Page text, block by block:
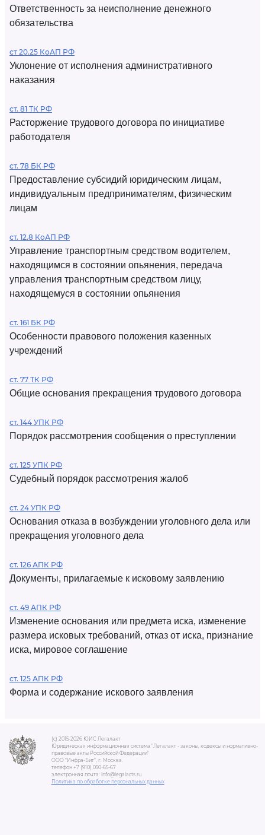
Ответственность за неисполнение денежного
обязательства
ст 20.25 КоАП РФ
Уклонение от исполнения административного
наказания
ст. 81 ТК РФ
Расторжение трудового договора по инициативе
работодателя
ст. 78 БК РФ
Предоставление субсидий юридическим лицам,
индивидуальным предпринимателям, физическим
лицам
ст. 12.8 КоАП РФ
Управление транспортным средством водителем,
находящимся в состоянии опьянения, передача
управления транспортным средством лицу,
находящемуся в состоянии опьянения
ст. 161 БК РФ
Особенности правового положения казенных
учреждений
ст. 77 ТК РФ
Общие основания прекращения трудового договора
ст. 144 УПК РФ
Порядок рассмотрения сообщения о преступлении
ст. 125 УПК РФ
Судебный порядок рассмотрения жалоб
ст. 24 УПК РФ
Основания отказа в возбуждении уголовного дела или
прекращения уголовного дела
ст. 126 АПК РФ
Документы, прилагаемые к исковому заявлению
ст. 49 АПК РФ
Изменение основания или предмета иска, изменение
размера исковых требований, отказ от иска, признание
иска, мировое соглашение
ст. 125 АПК РФ
Форма и содержание искового заявления
(c) 2015-2026 ЮИС Легалакт
Юридическая информационная система "Легалакт - законы, кодексы и нормативно-
правовые акты Российской Федерации"
ООО "Инфра-Бит", г. Москва.
телефон +7 (910) 050-65-67
электронная почта: info@legalacts.ru
Политика по обработке персональных данных